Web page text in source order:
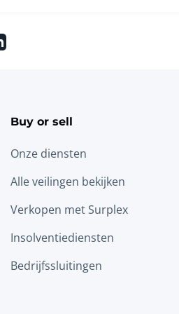
linkedin
Buy or sell
Onze diensten
Alle veilingen bekijken
Verkopen met Surplex
Insolventiediensten
Bedrijfssluitingen